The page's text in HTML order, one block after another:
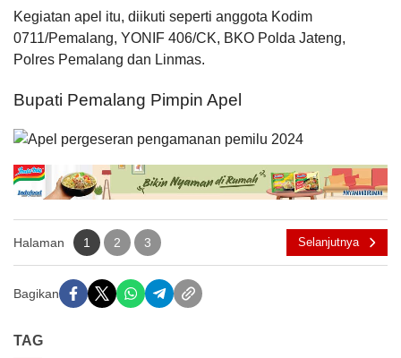
Kegiatan apel itu, diikuti seperti anggota Kodim
0711/Pemalang, YONIF 406/CK, BKO Polda Jateng,
Polres Pemalang dan Linmas.
Bupati Pemalang Pimpin Apel
Halaman 1 2 3 Selanjutnya
Bagikan
TAG